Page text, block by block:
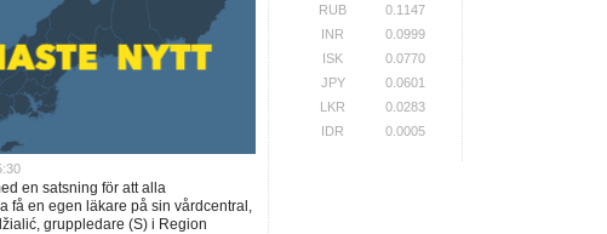
en satsning för att alla
få en egen läkare på sin vårdcentral,
gruppledare (S) i Region
RUB
0.1147
INR
0.0999
ISK
0.0770
JPY
0.0601
LKR
0.0283
IDR
0.0005